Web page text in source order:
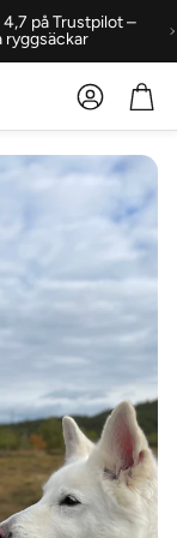
4,7 på Trustpilot –
ryggsäckar
Konto